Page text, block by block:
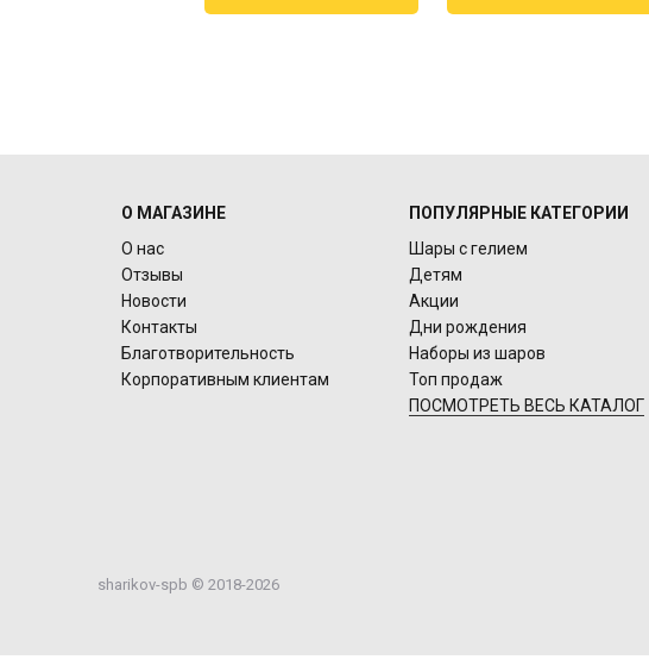
О МАГАЗИНЕ
О нас
Отзывы
Новости
Контакты
Благотворительность
Корпоративным клиентам
ПОПУЛЯРНЫЕ КАТЕГОРИИ
Шары с гелием
Детям
Акции
Дни рождения
Наборы из шаров
Топ продаж
ПОСМОТРЕТЬ ВЕСЬ КАТАЛОГ
sharikov-spb © 2018-2026